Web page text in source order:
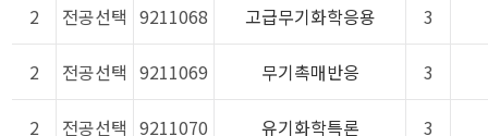
2 전공선택 9211068 고급무기화학응용 3
2 전공선택 9211069 무기촉매반응 3
2 전공선택 9211070 유기화학특론 3